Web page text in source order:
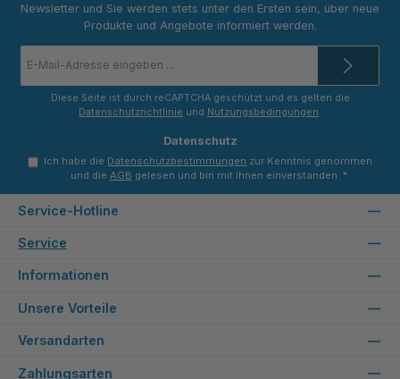
Newsletter und Sie werden stets unter den Ersten sein, über neue
Produkte und Angebote informiert werden.
Mail-
*
Diese Seite ist durch reCAPTCHA geschützt und es gelten die
Datenschutzrichtlinie und Nutzungsbedingungen.
Datenschutz
Ich habe die Datenschutzbestimmungen zur Kenntnis genommen
und die AGB gelesen und bin mit ihnen einverstanden. *
Service-Hotline
Service
Informationen
Unsere Vorteile
Versandarten
Zahlungsarten